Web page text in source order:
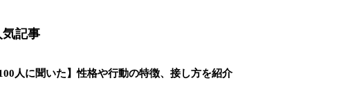
気記事
人に聞いた】性格や行動の特徴、接し方を紹介